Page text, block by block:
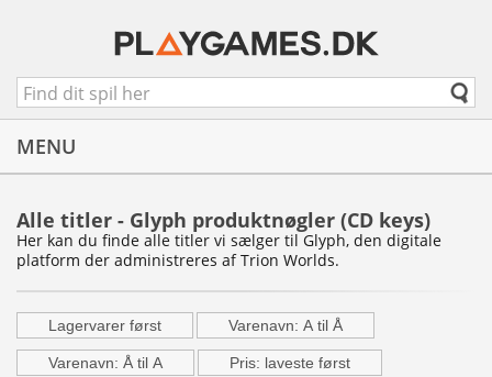
MENU
Alle titler - Glyph produktnøgler (CD keys)
Her kan du finde alle titler vi sælger til Glyph, den digitale
platform der administreres af Trion Worlds.
Lagervarer først Varenavn: A til Å
Varenavn: Å til A Pris: laveste først